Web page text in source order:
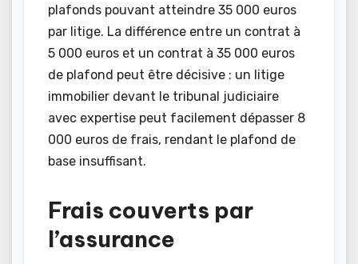
plafonds pouvant atteindre 35 000 euros
par litige. La différence entre un contrat à
5 000 euros et un contrat à 35 000 euros
de plafond peut être décisive : un litige
immobilier devant le tribunal judiciaire
avec expertise peut facilement dépasser 8
000 euros de frais, rendant le plafond de
base insuffisant.
Frais couverts par
l’assurance